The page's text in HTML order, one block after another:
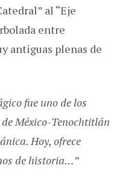
al “Eje
entre
antiguas plenas de
fue uno de los
México-Tenochtitlán
Hoy, ofrece
de historia…”